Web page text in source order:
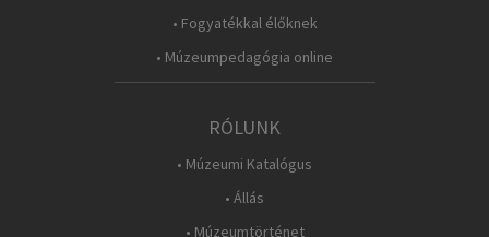
• Fogyatékkal élőknek
• Múzeumpedagógia online
RÓLUNK
• Múzeumi Katalógus
• Állás
• Múzeumtörténet